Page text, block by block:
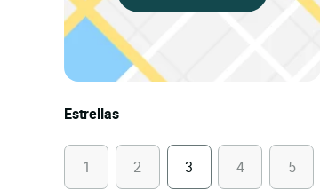
Estrellas
1 2 3 4 5